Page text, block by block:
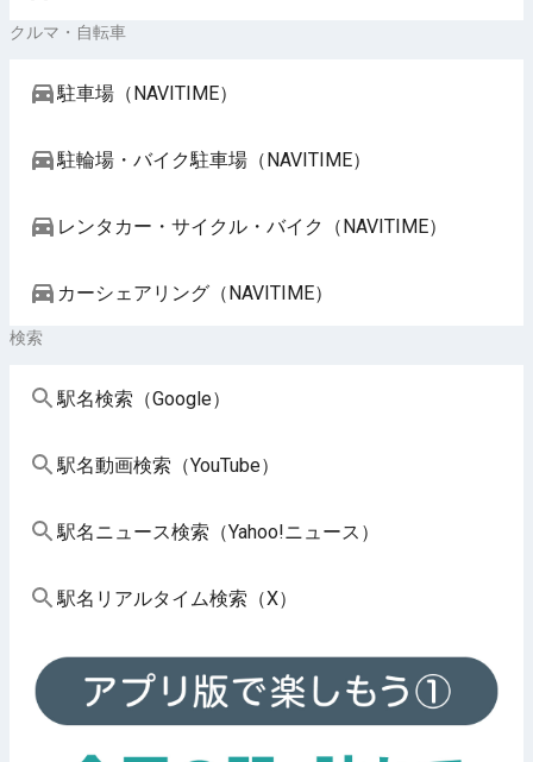
クルマ・自転車
駐車場（NAVITIME）
駐輪場・バイク駐車場（NAVITIME）
レンタカー・サイクル・バイク（NAVITIME）
カーシェアリング（NAVITIME）
検索
駅名検索（Google）
駅名動画検索（YouTube）
駅名ニュース検索（Yahoo!ニュース）
駅名リアルタイム検索（X）